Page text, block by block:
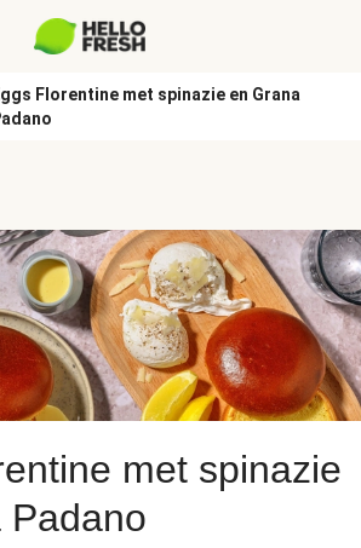
Florentine met spinazie en Grana
met spinazie
Padano